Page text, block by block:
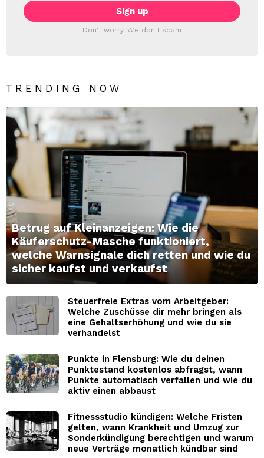
Don't worry. We don't spam
TRENDING NOW
Betrug auf Kleinanzeigen: Wie die
Käuferschutz-Masche funktioniert,
welche Warnsignale dich retten und wie du
sicher kaufst und verkaufst
Steuerfreie Extras vom Arbeitgeber:
Welche Zuschüsse dir mehr bringen als
eine Gehaltserhöhung und wie du sie
verhandelst
Punkte in Flensburg: Wie du deinen
Punktestand kostenlos abfragst, wann
Punkte automatisch verfallen und wie du
aktiv einen abbaust
Fitnessstudio kündigen: Welche Fristen
gelten, wann Krankheit und Umzug zur
Sonderkündigung berechtigen und warum
neue Verträge monatlich kündbar sind